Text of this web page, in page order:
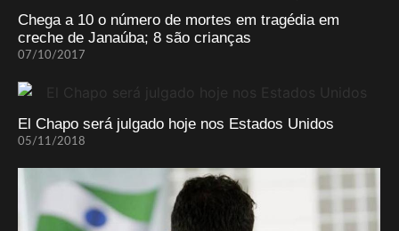
Chega a 10 o número de mortes em tragédia em
creche de Janaúba; 8 são crianças
07/10/2017
El Chapo será julgado hoje nos Estados Unidos
05/11/2018